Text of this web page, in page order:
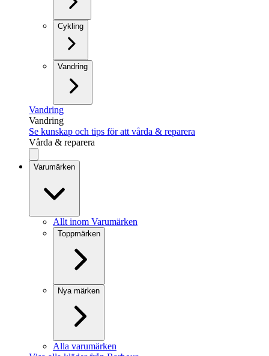
Cykling
Vandring
Vandring
Vandring
Se kunskap och tips för att vårda & reparera
Vårda & reparera
Varumärken
Allt inom Varumärken
Toppmärken
Nya märken
Alla varumärken